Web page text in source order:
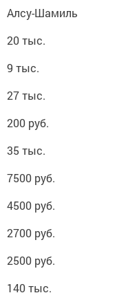
Алсу-Шамиль
20 тыс.
9 тыс.
27 тыс.
200 руб.
35 тыс.
7500 руб.
4500 руб.
2700 руб.
2500 руб.
140 тыс.